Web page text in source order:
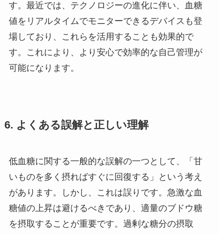
す。最近では、テクノロジーの進化に伴い、血糖
値をリアルタイムでモニターできるデバイスも登
場しており、これらを活用することも効果的で
す。これにより、より安心で効率的な自己管理が
可能になります。
6. よくある誤解と正しい理解
低血糖に関する一般的な誤解の一つとして、「甘
いものを多く摂ればすぐに回復する」という考え
があります。しかし、これは誤りです。急激な血
糖値の上昇は避けるべきであり、適量のブドウ糖
を摂取することが重要です。過剰な糖分の摂取